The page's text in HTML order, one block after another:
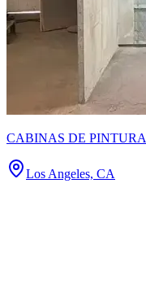
CABINAS DE PINTURA
Los Angeles, CA